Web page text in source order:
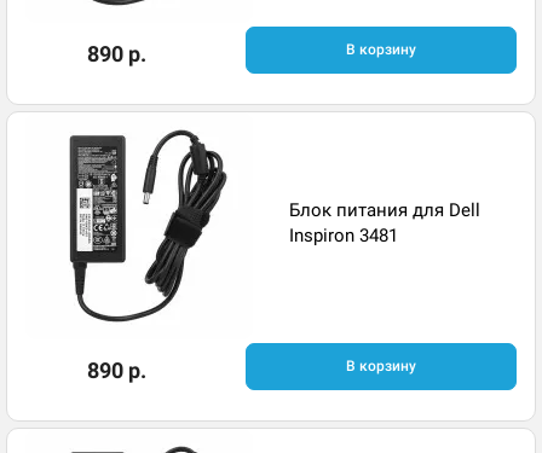
890 р. В корзину
Блок питания для Dell
Inspiron 3481
890 р. В корзину